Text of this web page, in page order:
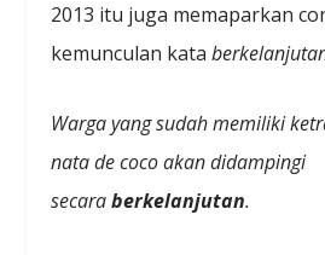
2013 itu juga memaparkan
kemunculan kata
Warga yang sudah memiliki
nata de coco akan didampingi
secaraberkelanjutan.